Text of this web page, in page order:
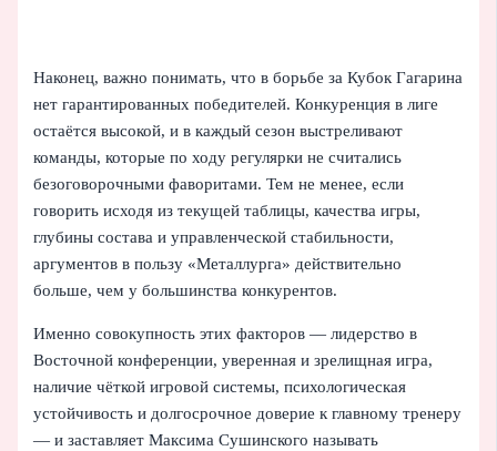
Наконец, важно понимать, что в борьбе за Кубок Гагарина
нет гарантированных победителей. Конкуренция в лиге
остаётся высокой, и в каждый сезон выстреливают
команды, которые по ходу регулярки не считались
безоговорочными фаворитами. Тем не менее, если
говорить исходя из текущей таблицы, качества игры,
глубины состава и управленческой стабильности,
аргументов в пользу «Металлурга» действительно
больше, чем у большинства конкурентов.
Именно совокупность этих факторов — лидерство в
Восточной конференции, уверенная и зрелищная игра,
наличие чёткой игровой системы, психологическая
устойчивость и долгосрочное доверие к главному тренеру
— и заставляет Максима Сушинского называть